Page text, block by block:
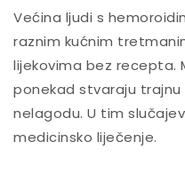
Većina ljudi s
raznim kućnim
lijekovima bez recepta.
ponekad stvaraju
nelagodu. U tim
medicinsko liječenje.